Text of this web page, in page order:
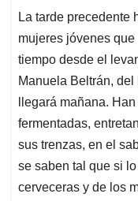
La tarde precedente
mujeres jóvenes
tiempo desde el
Manuela Beltrán,
llegará mañana.
fermentadas,
sus trenzas, en el
se saben tal que si
cerveceras y de los